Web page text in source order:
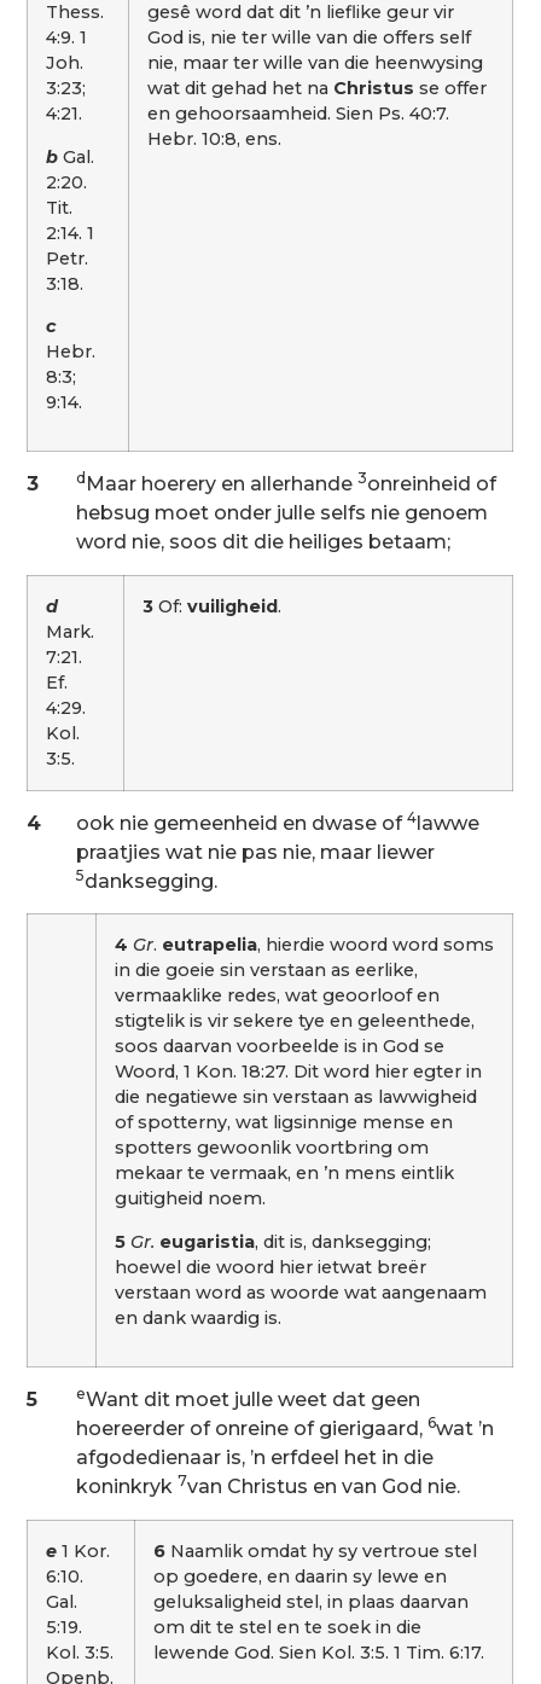
Thess.
4:9. 1
Joh.
3:23;
4:21.
b Gal.
2:20.
Tit.
2:14. 1
Petr.
3:18.
c
Hebr.
8:3;
9:14.
gesê word dat dit ’n lieflike geur vir
God is, nie ter wille van die offers self
nie, maar ter wille van die heenwysing
wat dit gehad het na Christus se offer
en gehoorsaamheid. Sien Ps. 40:7.
Hebr. 10:8, ens.
3 d Maar hoerery en allerhande 3onreinheid of
hebsug moet onder julle selfs nie genoem
word nie, soos dit die heiliges betaam;
d
Mark.
7:21.
Ef.
4:29.
Kol.
3:5.
3 Of:vuiligheid.
4 ook nie gemeenheid en dwase of 4lawwe
praatjies wat nie pas nie, maar liewer
5danksegging.
4 Gr. eutrapelia, hierdie woord word soms
in die goeie sin verstaan as eerlike,
vermaaklike redes, wat geoorloof en
stigtelik is vir sekere tye en geleenthede,
soos daarvan voorbeelde is in God se
Woord, 1 Kon. 18:27. Dit word hier egter in
die negatiewe sin verstaan as lawwigheid
of spotterny, wat ligsinnige mense en
spotters gewoonlik voortbring om
mekaar te vermaak, en ’n mens eintlik
guitigheid noem.
5 Gr. eugaristia, dit is, danksegging;
hoewel die woord hier ietwat breër
verstaan word as woorde wat aangenaam
en dank waardig is.
5 eWant dit moet julle weet dat geen
hoereerder of onreine of gierigaard, 6wat ’n
afgodedienaar is, ’n erfdeel het in die
koninkryk 7van Christus en van God nie.
e 1 Kor.
6:10.
Gal.
5:19.
Kol. 3:5.
Openb.
6 Naamlik omdat hy sy vertroue stel
op goedere, en daarin sy lewe en
geluksaligheid stel, in plaas daarvan
om dit te stel en te soek in die
lewende God. Sien Kol. 3:5. 1 Tim. 6:17.